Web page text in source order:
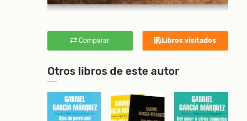
Comparar Libros visitados
Otros libros de este autor